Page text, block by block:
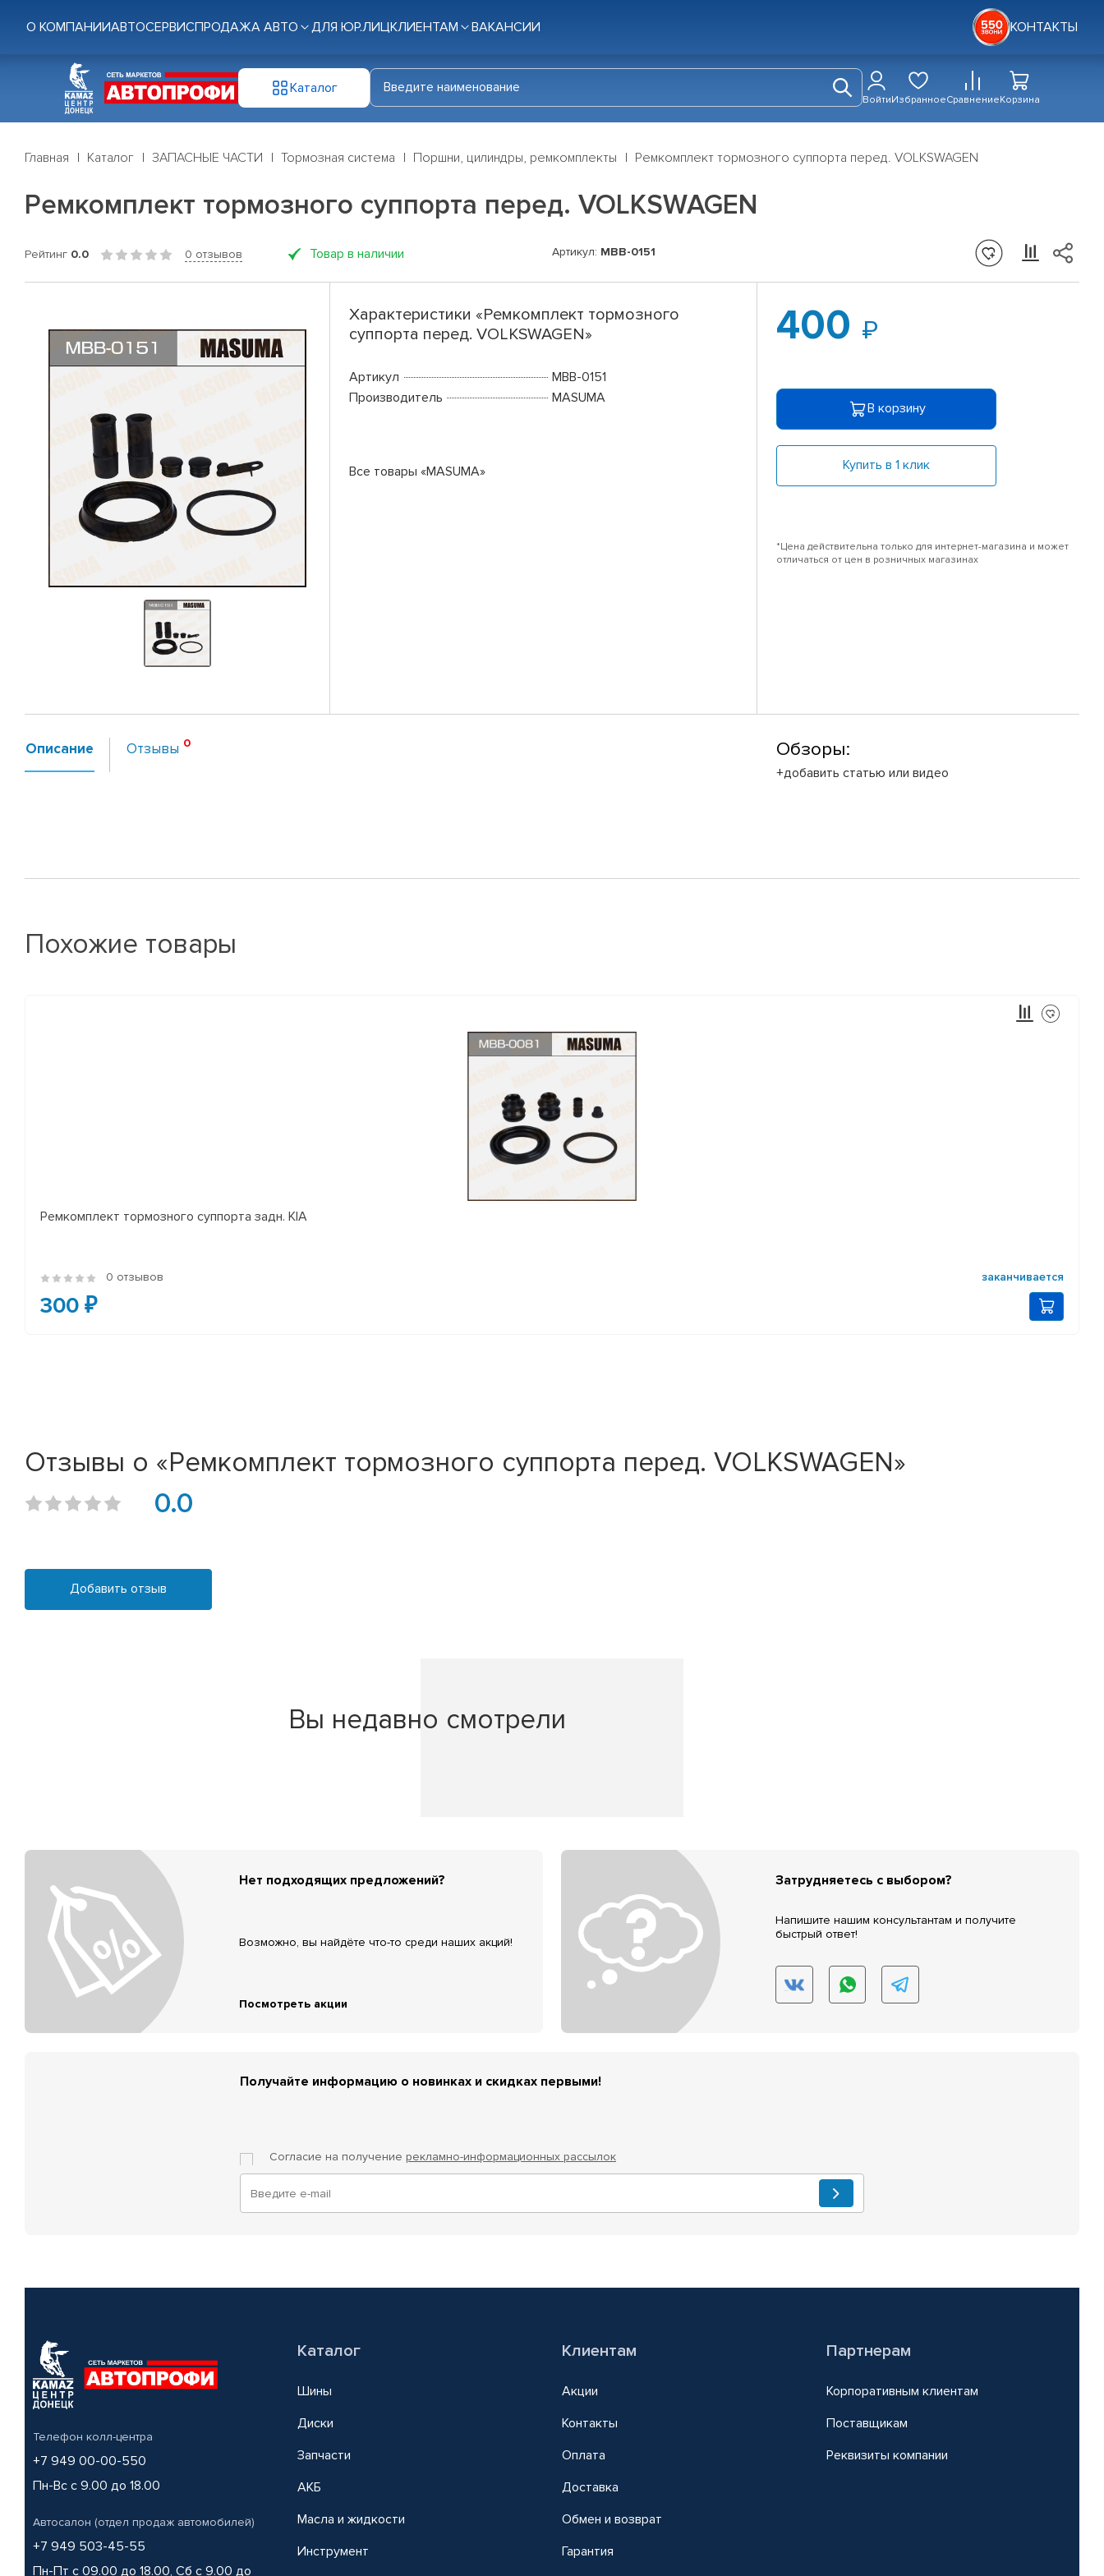
О КОМПАНИИАВТОСЕРВИСПРОДАЖА АВТО ДЛЯ ЮР.ЛИЦКЛИЕНТАМ ВАКАНСИИ КОНТАКТЫ
Каталог
ВойтиИзбранноеСравнениеКорзина
Главная Каталог ЗАПАСНЫЕ ЧАСТИ Тормозная система Поршни, цилиндры, ремкомплекты Ремкомплект тормозного суппорта перед. VOLKSWAGEN
Ремкомплект тормозного суппорта перед. VOLKSWAGEN
Рейтинг 0.0 0 отзывов Товар в наличии Артикул: MBB-0151
Характеристики «Ремкомплект тормозного
суппорта перед. VOLKSWAGEN»
Артикул
MBB-0151
Производитель
MASUMA
Все товары «MASUMA»
400
В корзину
Купить в 1 клик
*Цена действительна только для интернет-магазина и может
отличаться от цен в розничных магазинах
Описание Отзывы Обзоры:
+добавить статью или видео
Похожие товары
Ремкомплект тормозного суппорта задн. KIA
0 отзывов заканчивается
300 ₽
Отзывы о «Ремкомплект тормозного суппорта перед. VOLKSWAGEN»
0.0
Добавить отзыв
Вы недавно смотрели
Нет подходящих предложений?
Возможно, вы найдёте что-то среди наших акций!
Посмотреть акции
Затрудняетесь с выбором?
Напишите нашим консультантам и получите
быстрый ответ!
Получайте информацию о новинках и скидках первыми!
Согласие на получение рекламно-информационных рассылок
Телефон колл-центра
+7 949 00-00-550
Пн-Вс с 9.00 до 18.00
Автосалон (отдел продаж автомобилей)
+7 949 503-45-55
Пн-Пт с 09.00 до 18.00, Сб с 9.00 до
Каталог
Шины
Диски
Запчасти
АКБ
Масла и жидкости
Инструмент
Клиентам
Акции
Контакты
Оплата
Доставка
Обмен и возврат
Гарантия
Партнерам
Корпоративным клиентам
Поставщикам
Реквизиты компании